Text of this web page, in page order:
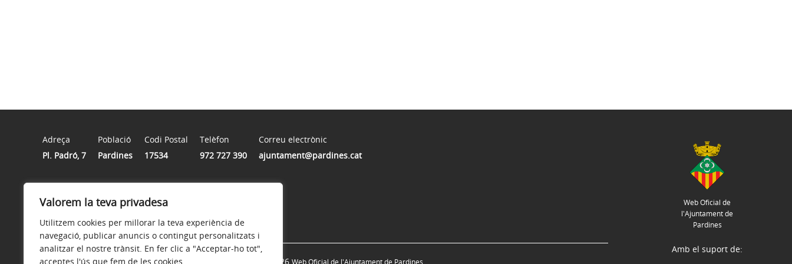
Valorem la teva privadesa
Utilitzem cookies per millorar la teva experiència de
navegació, publicar anuncis o contingut personalitzats i
analitzar el nostre trànsit. En fer clic a "Acceptar-ho tot",
acceptes l'ús que fem de les cookies.
Adreça
Pl. Padró, 7
Població
Pardines
Codi Postal
17534
Telèfon
972 727 390
Correu electrònic
ajuntament@pardines.cat
De dilluns a divendres de 9 hores a 14 hores
Web Oficial de
l'Ajuntament de
Pardines
Avís legal Política de privacitat © 2026
Amb el suport de: